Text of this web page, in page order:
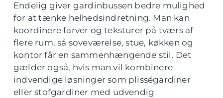
Endelig giver gardinbussen bedre mulighed
for at tænke helhedsindretning. Man kan
koordinere farver og teksturer på tværs af
flere rum, så soveværelse, stue, køkken og
kontor får en sammenhængende stil. Det
gælder også, hvis man vil kombinere
indvendige løsninger som plisségardiner
eller stofgardiner med udvendig